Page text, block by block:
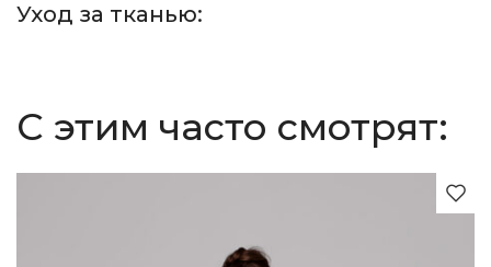
Уход за тканью:
С этим часто смотрят:
NEW